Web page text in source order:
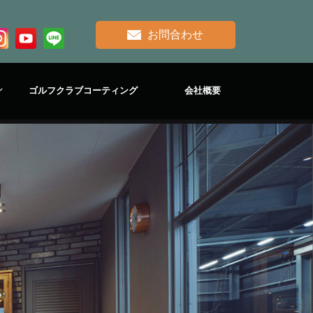
お問合わせ
ゴルフクラブコーティング 会社概要